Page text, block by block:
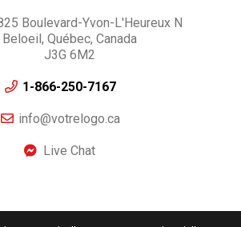
Boulevard-Yvon-L'Heureux N
Beloeil, Québec, Canada
J3G 6M2
1-866-250-7167
info@votrelogo.ca
Live Chat